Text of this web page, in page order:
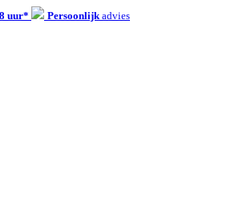
uur* Persoonlijkadvies